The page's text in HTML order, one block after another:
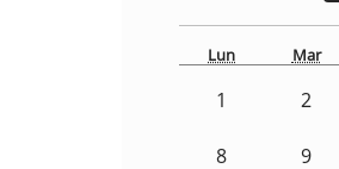
Lun Mar
1 2
8 9